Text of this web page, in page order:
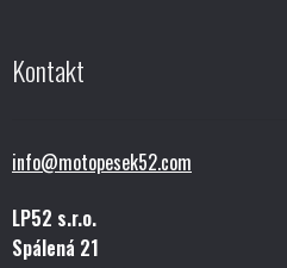
Kontakt
info@motopesek52.com
LP52 s.r.o.
Spálená 21